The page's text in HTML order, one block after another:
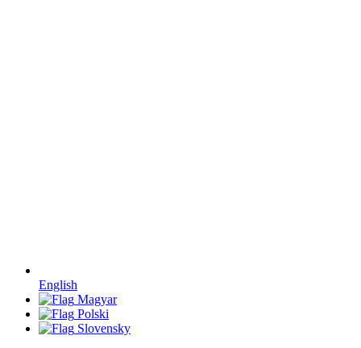
English
Magyar
Polski
Slovensky